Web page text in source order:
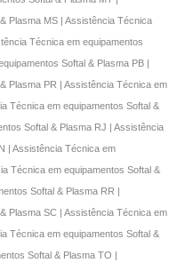
Plasma MS | Assistência Técnica
Técnica em equipamentos
Softal & Plasma PB |
Plasma PR | Assistência Técnica em
Técnica em equipamentos Softal &
Softal & Plasma RJ | Assistência
| Assistência Técnica em
Técnica em equipamentos Softal &
Softal & Plasma RR |
Plasma SC | Assistência Técnica em
Técnica em equipamentos Softal &
Softal & Plasma TO |